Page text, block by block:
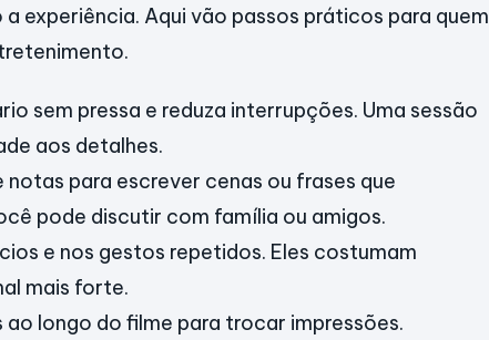
experiência. Aqui vão passos práticos para quem
sem pressa e reduza interrupções. Uma sessão
aos detalhes.
notas para escrever cenas ou frases que
pode discutir com família ou amigos.
e nos gestos repetidos. Eles costumam
mais forte.
ao longo do filme para trocar impressões.